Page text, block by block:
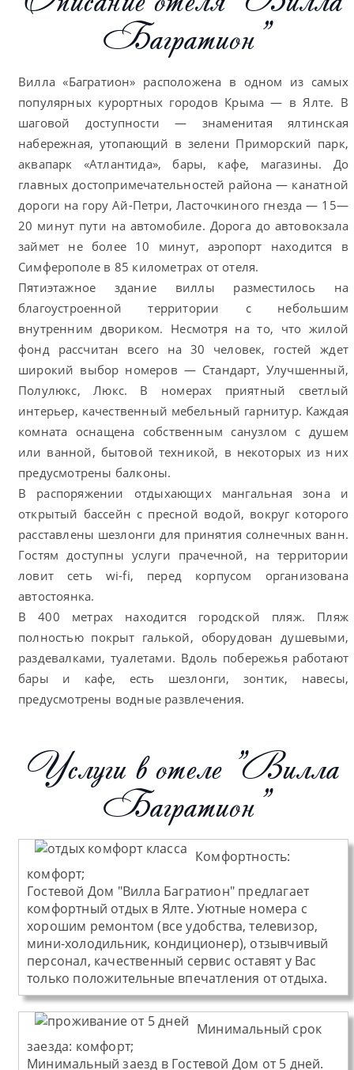
Багратион"
Вилла «Багратион» расположена в одном из самых
популярных курортных городов Крыма — в Ялте. В
шаговой доступности — знаменитая ялтинская
набережная, утопающий в зелени Приморский парк,
аквапарк «Атлантида», бары, кафе, магазины. До
главных достопримечательностей района — канатной
дороги на гору Ай-Петри, Ласточкиного гнезда — 15—
20 минут пути на автомобиле. Дорога до автовокзала
займет не более 10 минут, аэропорт находится в
Симферополе в 85 километрах от отеля.
Пятиэтажное здание виллы разместилось на
благоустроенной территории с небольшим
внутренним двориком. Несмотря на то, что жилой
фонд рассчитан всего на 30 человек, гостей ждет
широкий выбор номеров — Стандарт, Улучшенный,
Полулюкс, Люкс. В номерах приятный светлый
интерьер, качественный мебельный гарнитур. Каждая
комната оснащена собственным санузлом с душем
или ванной, бытовой техникой, в некоторых из них
предусмотрены балконы.
В распоряжении отдыхающих мангальная зона и
открытый бассейн с пресной водой, вокруг которого
расставлены шезлонги для принятия солнечных ванн.
Гостям доступны услуги прачечной, на территории
ловит сеть wi-fi, перед корпусом организована
автостоянка.
В 400 метрах находится городской пляж. Пляж
полностью покрыт галькой, оборудован душевыми,
раздевалками, туалетами. Вдоль побережья работают
бары и кафе, есть шезлонги, зонтик, навесы,
предусмотрены водные развлечения.
Услуги в отеле "Вилла
Багратион"
Комфортность:
комфорт;
Гостевой Дом "Вилла Багратион" предлагает
комфортный отдых в Ялте. Уютные номера с
хорошим ремонтом (все удобства, телевизор,
мини-холодильник, кондиционер), отзывчивый
персонал, качественный сервис оставят у Вас
только положительные впечатления от отдыха.
Минимальный срок
заезда: комфорт;
Минимальный заезд в Гостевой Дом от 5 дней.